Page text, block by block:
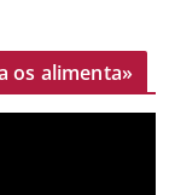
os alimenta»